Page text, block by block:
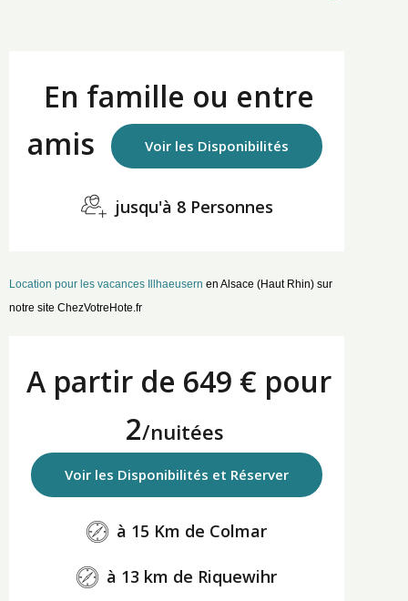
En famille ou entre
amis
Voir les Disponibilités
jusqu'à 8 Personnes
Location pour les vacances Illhaeusern en Alsace (Haut Rhin) sur
notre site ChezVotreHote.fr
A partir de 649 € pour
2/nuitées
Voir les Disponibilités et Réserver
à 15 Km de Colmar
à 13 km de Riquewihr